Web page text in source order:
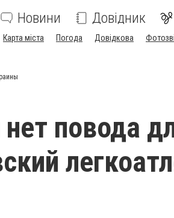
Новини Довідник
Карта міста Погода Довідкова
повода